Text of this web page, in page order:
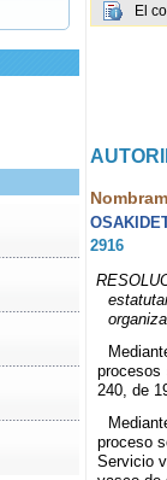
El
2916
procesos
240, de
proceso
Servicio